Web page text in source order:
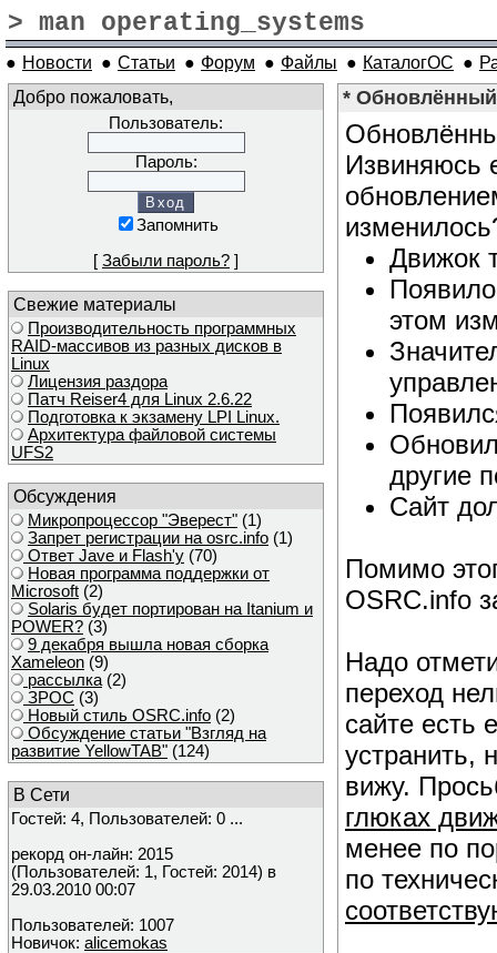
> man operating_systems
● Новости ● Статьи ● Форум ● Файлы ● КаталогОС ●
Добро пожаловать,
Пользователь:
Пароль:
Запомнить
[ Забыли пароль? ]
Свежие материалы
Производительность программных
RAID-массивов из разных дисков в
Linux
Лицензия раздора
Патч Reiser4 для Linux 2.6.22
Подготовка к экзамену LPI Linux.
Архитектура файловой системы
UFS2
Обсуждения
Микропроцессор "Эверест" (1)
Запрет регистрации на osrc.info (1)
Ответ Javе и Flash'у (70)
Новая программа поддержки от
Microsoft (2)
Solaris будет портирован на Itanium и
POWER? (3)
9 декабря вышла новая сборка
Xameleon (9)
рассылка (2)
ЗРОС (3)
Новый стиль OSRC.info (2)
Обсуждение статьи "Взгляд на
развитие YellowTAB" (124)
В Сети
Гостей: 4, Пользователей: 0 ...
рекорд он-лайн: 2015
(Пользователей: 1, Гостей: 2014) в
29.03.2010 00:07
Пользователей: 1007
Новичок: alicemokas
* Обновлённый
Извиняюсь
Движок
этом
другие
Сайт
Помимо
OSRC.info
Надо
переход
сайте есть
устранить,
вижу.
глюках
менее по
по